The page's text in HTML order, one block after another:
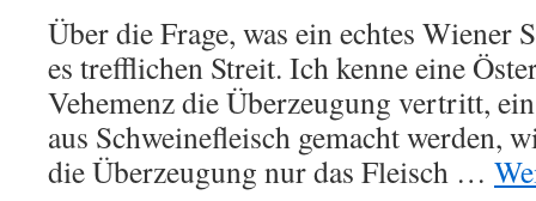
Über die Frage, was ein echtes Wiener
es trefflichen Streit. Ich kenne eine
Vehemenz die Überzeugung vertritt,
aus Schweinefleisch gemacht werden,
die Überzeugung nur das Fleisch …